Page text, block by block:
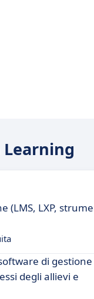
(LMS, LXP,
di gestione
degli allievi e